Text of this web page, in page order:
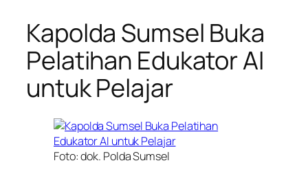
Kapolda Sumsel Buka
Pelatihan Edukator AI
untuk Pelajar
Foto: dok. Polda Sumsel